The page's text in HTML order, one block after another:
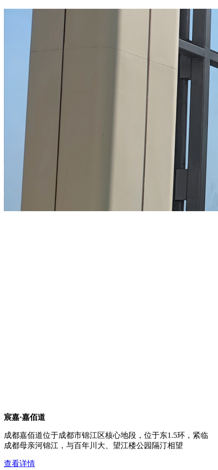
宸嘉·嘉佰道
成都嘉佰道位于成都市锦江区核心地段，位于东1.5环，紧临
成都母亲河锦江，与百年川大、望江楼公园隔汀相望
查看详情